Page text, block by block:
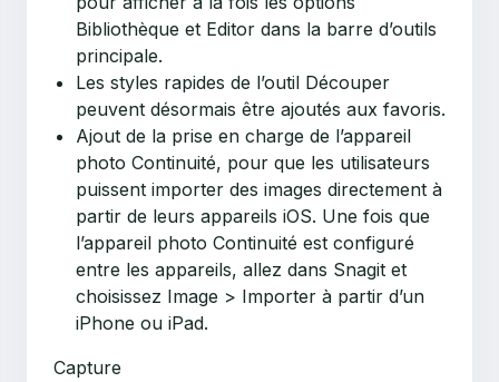
Bibliothèque et Editor dans la barre d’outils
principale.
Les styles rapides de l’outil Découper
peuvent désormais être ajoutés aux favoris.
Ajout de la prise en charge de l’appareil
photo Continuité, pour que les utilisateurs
puissent importer des images directement à
partir de leurs appareils iOS. Une fois que
l’appareil photo Continuité est configuré
entre les appareils, allez dans Snagit et
choisissez Image > Importer à partir d’un
iPhone ou iPad.
Capture